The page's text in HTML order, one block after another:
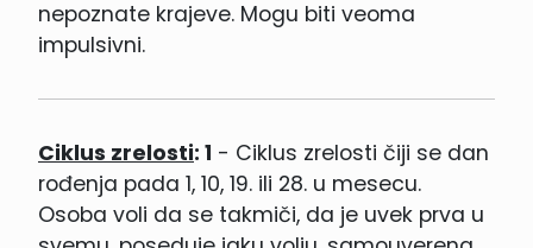
nepoznate krajeve. Mogu biti veoma
impulsivni.
Ciklus zrelosti: 1 - Ciklus zrelosti čiji se dan
rođenja pada 1, 10, 19. ili 28. u mesecu.
Osoba voli da se takmiči, da je uvek prva u